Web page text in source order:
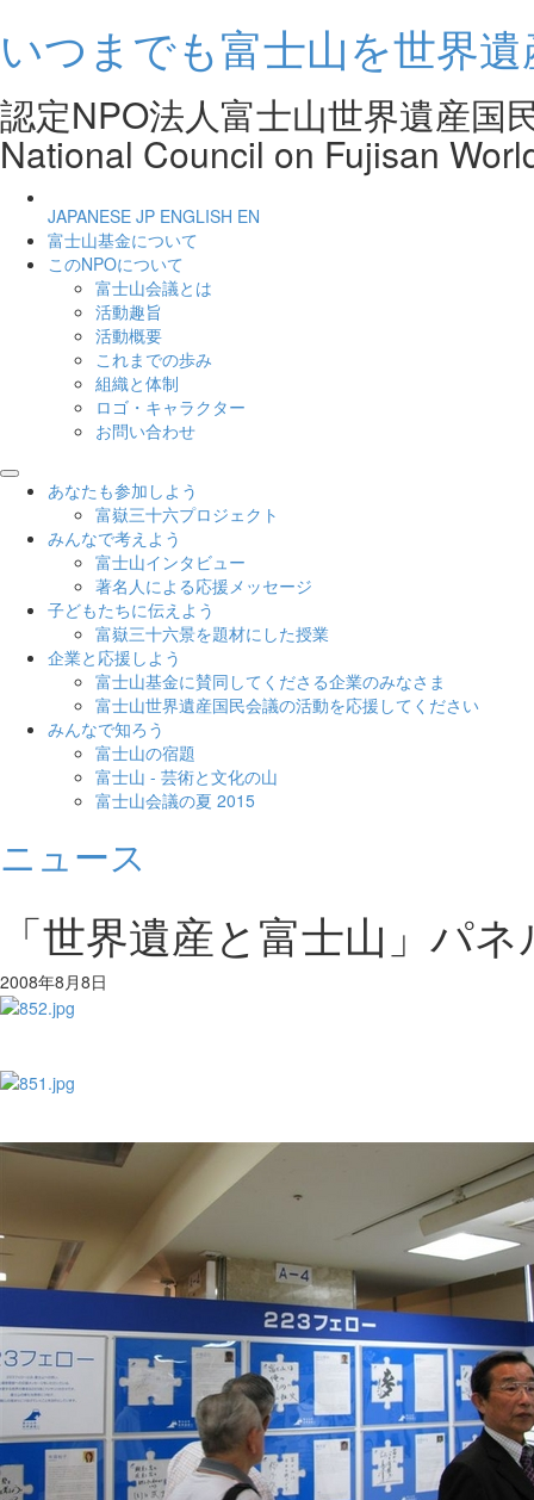
いつまでも富士山を世界
認定NPO法人富士山世界遺産
National Council on Fujisan
JAPANESE JP ENGLISH EN
富士山基金について
このNPOについて
富士山会議とは
活動趣旨
活動概要
これまでの歩み
組織と体制
ロゴ・キャラクター
お問い合わせ
あなたも参加しよう
富嶽三十六プロジェクト
みんなで考えよう
富士山インタビュー
著名人による応援メッセージ
子どもたちに伝えよう
富嶽三十六景を題材にした授業
企業と応援しよう
富士山基金に賛同してくださる企業のみなさま
富士山世界遺産国民会議の活動を応援してください
みんなで知ろう
富士山の宿題
富士山 - 芸術と文化の山
富士山会議の夏 2015
ニュース
「世界遺産と富士山」パ
2008年8月8日